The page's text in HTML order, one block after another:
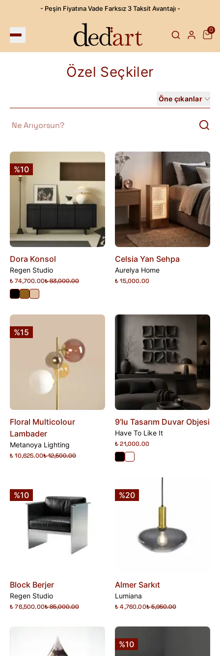
- Peşin Fiyatına Vade Farksız 3 Taksit Avantajı -
0
Özel Seçkiler
Öne çıkanlar
%10
Dora Konsol
Regen Studio
₺ 74,700.00₺ 83,000.00
Celsia Yan Sehpa
Aurelya Home
₺ 15,000.00
%15
Floral Multicolour
Lambader
Metanoya Lighting
₺ 10,625.00₺ 12,500.00
9’lu Tasarım Duvar Objesi
Have To Like It
₺ 21,000.00
%10
Block Berjer
Regen Studio
₺ 76,500.00₺ 85,000.00
%20
Almer Sarkıt
Lumiana
₺ 4,760.00₺ 5,950.00
%10